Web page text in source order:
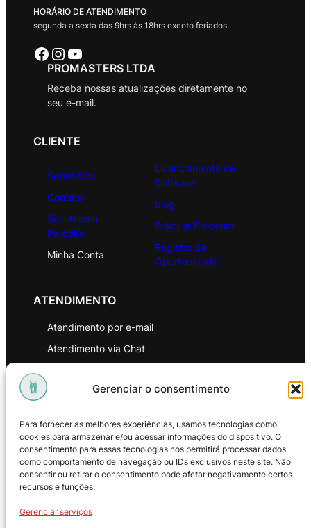
Gerenciar o consentimento
Para fornecer as melhores experiências, usamos tecnologias como
cookies para armazenar e/ou acessar informações do dispositivo. O
consentimento para essas tecnologias nos permitirá processar dados
como comportamento de navegação ou IDs exclusivos neste site. Não
consentir ou retirar o consentimento pode afetar negativamente certos
recursos e funções.
Gerenciar serviços
HORÁRIO DE ATENDIMENTO
segunda a sexta das 9hrs às 18hrs exceto feriados.
Facebook Instagram Youtube
PROMASTERS LTDA
Receba nossas atualizações diretamente no
seu e-mail.
CLIENTE
Sobre Nós
Contato
Seja Nosso
Parceiro
Minha Conta
Licenciamento de
Software
Blog
Solicitar Proposta
Registro de
Oportunidade
ATENDIMENTO
Atendimento por e-mail
Atendimento via Chat
Política de Privacidade
Política de Troca e Devoluções
Política de Reembolso